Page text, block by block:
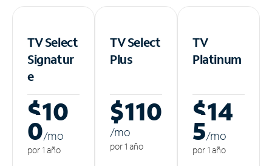
TV Select
Signatur
e
$10
0/mo
por 1 año
TV Select
Plus
$110
/mo
por 1 año
TV
Platinum
$14
5/mo
por 1 año